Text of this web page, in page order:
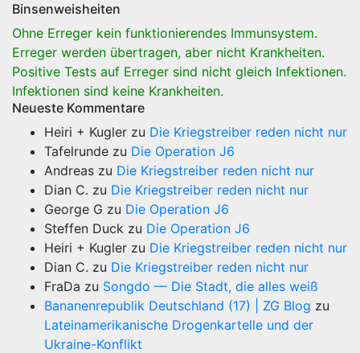
Binsenweisheiten
Ohne Erreger kein funktionierendes Immunsystem.
Erreger werden übertragen, aber nicht Krankheiten.
Positive Tests auf Erreger sind nicht gleich Infektionen.
Infektionen sind keine Krankheiten.
Neueste Kommentare
Heiri + Kugler zu Die Kriegstreiber reden nicht nur
Tafelrunde zu Die Operation J6
Andreas zu Die Kriegstreiber reden nicht nur
Dian C. zu Die Kriegstreiber reden nicht nur
George G zu Die Operation J6
Steffen Duck zu Die Operation J6
Heiri + Kugler zu Die Kriegstreiber reden nicht nur
Dian C. zu Die Kriegstreiber reden nicht nur
FraDa zu Songdo — Die Stadt, die alles weiß
Bananenrepublik Deutschland (17) | ZG Blog zu
Lateinamerikanische Drogenkartelle und der
Ukraine-Konflikt